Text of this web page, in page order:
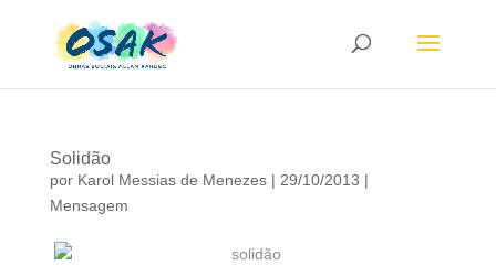
Solidão
por Karol Messias de Menezes| 29/10/2013 |
Mensagem